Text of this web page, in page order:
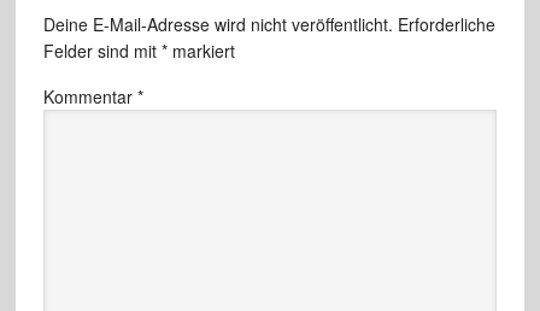
Deine E-Mail-Adresse wird nicht veröffentlicht. Erforderliche
Felder sind mit *markiert
Kommentar *